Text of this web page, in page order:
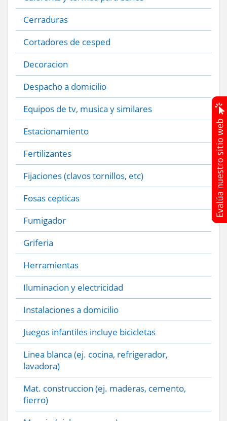
Cerraduras
Cortadores de cesped
Decoracion
Despacho a domicilio
Equipos de tv, musica y similares
Estacionamiento
Fertilizantes
Fijaciones (clavos tornillos, etc)
Fosas cepticas
Fumigador
Griferia
Herramientas
Iluminacion y electricidad
Instalaciones a domicilio
Juegos infantiles incluye bicicletas
Linea blanca (ej. cocina, refrigerador,
lavadora)
Mat. construccion (ej. maderas, cemento,
fierro)